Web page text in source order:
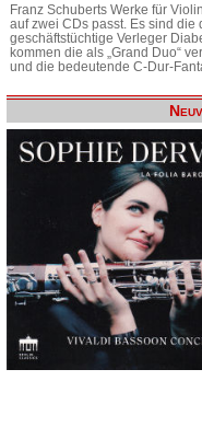
Franz Schuberts Werke für
auf zwei CDs passt. Es sind
geschäftstüchtige Verleger
kommen die als „Grand Duo“
und die bedeutende C-Dur-